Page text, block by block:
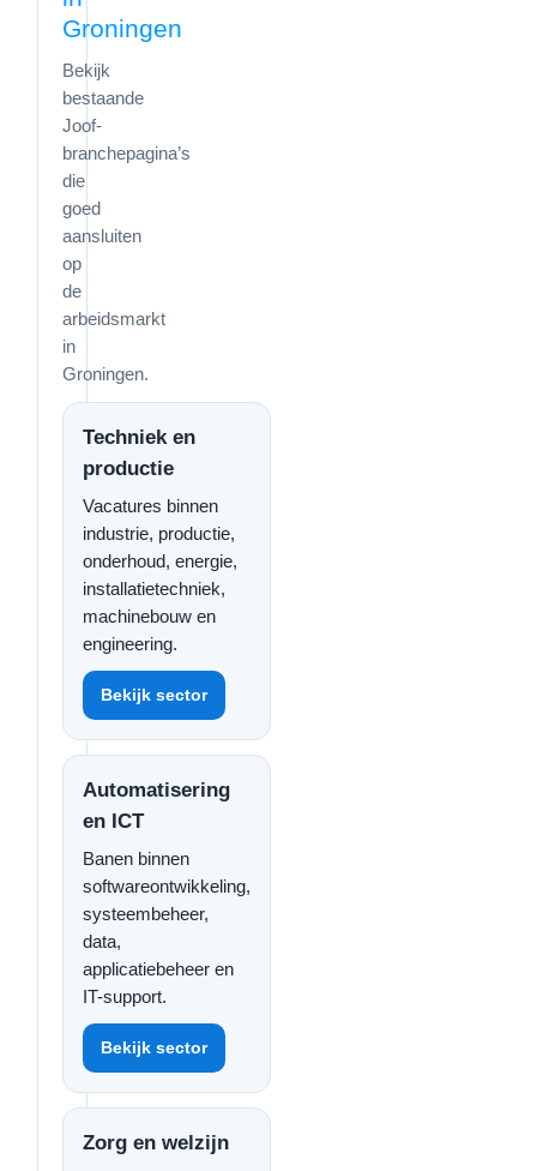
Groningen
Bekijk
bestaande
Joof-
branchepagina’s
die
goed
aansluiten
op
de
arbeidsmarkt
in
Groningen.
Techniek en
productie
Vacatures binnen
industrie, productie,
onderhoud, energie,
installatietechniek,
machinebouw en
engineering.
Bekijk sector
Automatisering
en ICT
Banen binnen
softwareontwikkeling,
systeembeheer,
data,
applicatiebeheer en
IT-support.
Bekijk sector
Zorg en welzijn